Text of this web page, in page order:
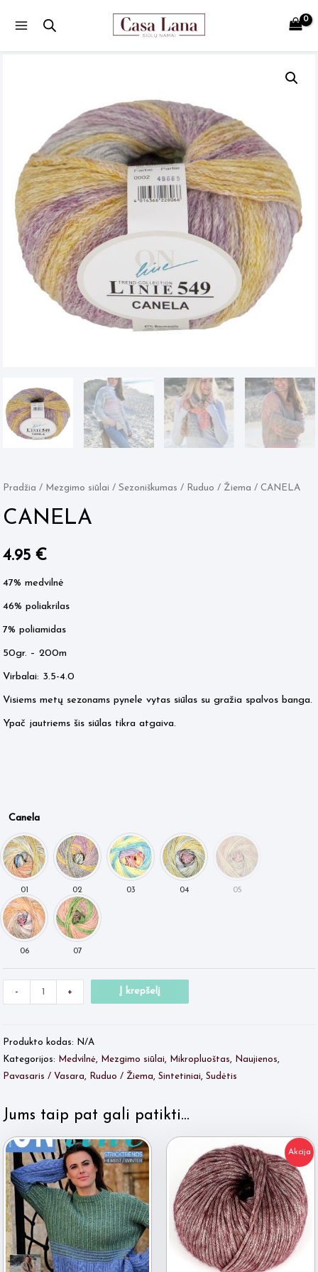
Pradžia / Mezgimo siūlai / Sezoniškumas / Ruduo / Žiema / CANELA
CANELA
4.95 €
47% medvilnė
46% poliakrilas
7% poliamidas
50gr. – 200m
Virbalai: 3.5-4.0
Visiems metų sezonams pynele vytas siūlas su gražia spalvos banga.
Ypač jautriems šis siūlas tikra atgaiva.
Canela
Quantity
-
produkto
Quantity
+ Į krepšelį
Produkto kodas:
N/A
Kategorijos:
Medvilnė, Mezgimo siūlai, Mikropluoštas, Naujienos,
Pavasaris / Vasara, Ruduo / Žiema, Sintetiniai, Sudėtis
Jums taip pat gali patikti…
Akcija